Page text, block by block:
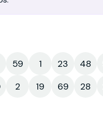
59 1 23 48
2 19 69 28